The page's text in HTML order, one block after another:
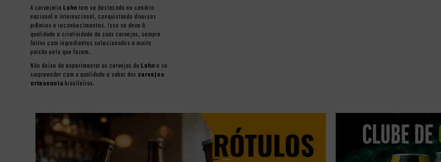
A cervejaria Lohn tem se destacado no cenário
nacional e internacional, conquistando diversos
prêmios e reconhecimentos. Isso se deve à
qualidade e criatividade de suas cervejas, sempre
feitas com ingredientes selecionados e muita
paixão pelo que fazem.
Não deixe de experimentar as cervejas da Lohn e se
surpreender com a qualidade e sabor das cervejas
artesanais brasileiras.